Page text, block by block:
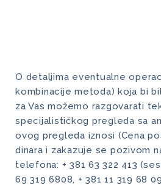
O detaljima eventualne
kombinacije metoda) koja bi
za Vas možemo razgovarati
specijalističkog pregleda sa
ovog pregleda iznosi (Cena
dinara i zakazuje se pozivom
telefona: + 381 63 322 413
69 319 6808, + 381 11 319 68